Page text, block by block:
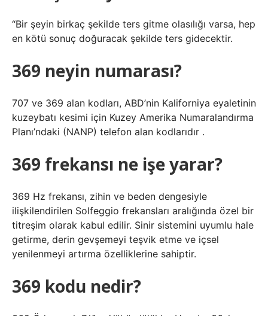
“Bir şeyin birkaç şekilde ters gitme olasılığı varsa, hep
en kötü sonuç doğuracak şekilde ters gidecektir.
369 neyin numarası?
707 ve 369 alan kodları, ABD’nin Kaliforniya eyaletinin
kuzeybatı kesimi için Kuzey Amerika Numaralandırma
Planı’ndaki (NANP) telefon alan kodlarıdır .
369 frekansı ne işe yarar?
369 Hz frekansı, zihin ve beden dengesiyle
ilişkilendirilen Solfeggio frekansları aralığında özel bir
titreşim olarak kabul edilir. Sinir sistemini uyumlu hale
getirme, derin gevşemeyi teşvik etme ve içsel
yenilenmeyi artırma özelliklerine sahiptir.
369 kodu nedir?